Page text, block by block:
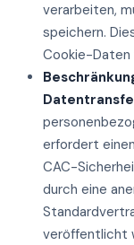
verarbeiten,
speichern.
Cookie-
erfordert
CAC-
durch eine
veröffentlicht